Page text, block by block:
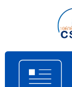
Passer au contenu